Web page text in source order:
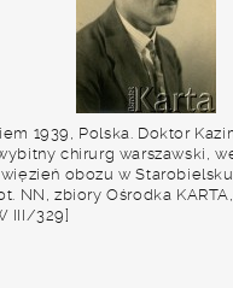
1939, Polska. Doktor
chirurg warszawski,
obozu w
NN, zbiory Ośrodka
III/329]